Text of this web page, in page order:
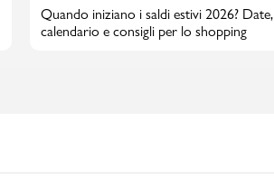
Quando iniziano i saldi estivi 2026? Date,
calendario e consigli per lo shopping